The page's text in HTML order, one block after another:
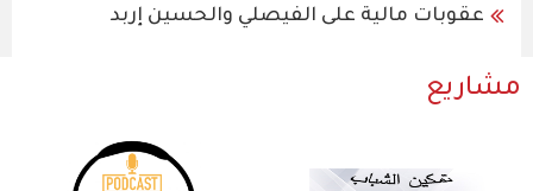
عقوبات مالية على الفيصلي والحسين إربد
مشاريع